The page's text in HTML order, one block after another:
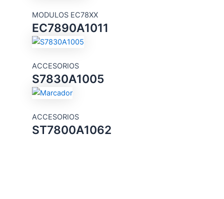
MODULOS EC78XX
EC7890A1011
ACCESORIOS
S7830A1005
ACCESORIOS
ST7800A1062